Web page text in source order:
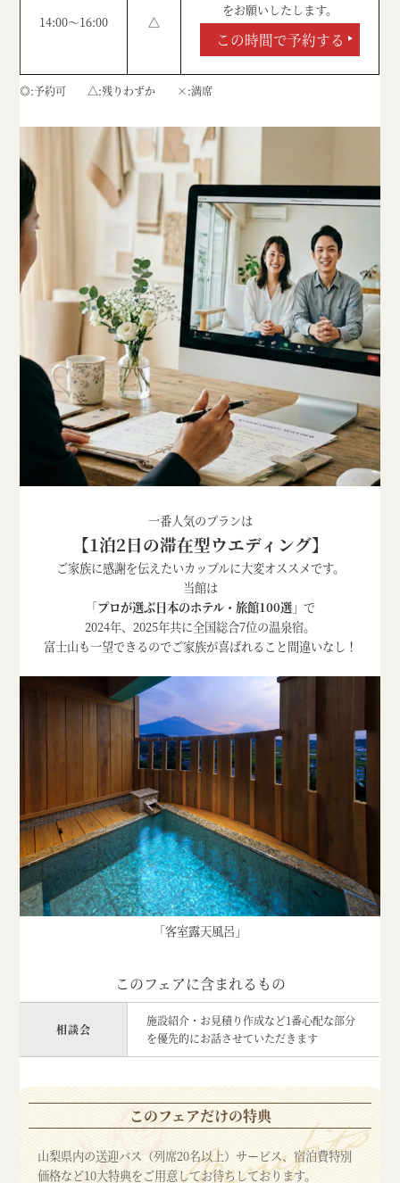
14:00～16:00 △
をお願いしたします。
この時間で予約する
◎ 予約可 △ 残りわずか × 満席
一番人気のプランは
【1泊2日の滞在型ウエディング】
ご家族に感謝を伝えたいカップルに大変オススメです。
当館は
「プロが選ぶ日本のホテル・旅館100選」で
2024年、2025年共に全国総合7位の温泉宿。
富士山も一望できるのでご家族が喜ばれること間違いなし！
「客室露天風呂」
このフェアに含まれるもの
相談会
施設紹介・お見積り作成など1番心配な部分
を優先的にお話させていただきます
このフェアだけの特典
山梨県内の送迎バス（列席20名以上）サービス、宿泊費特別
価格など10大特典をご用意してお待ちしております。